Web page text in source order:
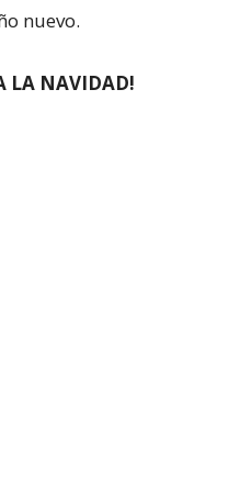
nuevo.
LA NAVIDAD!